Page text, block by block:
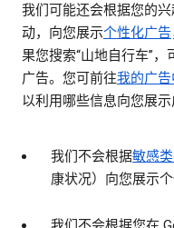
我们可能还会根据您的
动，向您展示个性化广告
果您搜索“山地自行车”
广告。您可前往我的广
以利用哪些信息向您展示
我们不会根据敏感类
康状况）向您展示个